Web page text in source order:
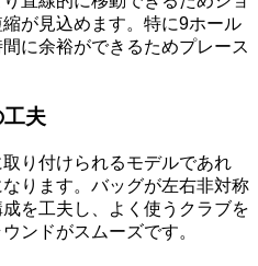
が見込めます。特に9ホール
に余裕ができるためプレース
工夫
り付けられるモデルであれ
ります。バッグが左右非対称
を工夫し、よく使うクラブを
ンドがスムーズです。